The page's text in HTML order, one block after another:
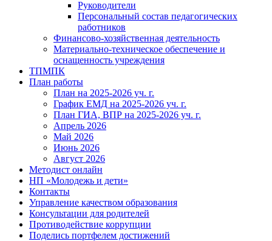
Руководители
Персональный состав педагогических
работников
Финансово-хозяйственная деятельность
Материально-техническое обеспечение и
оснащенность учреждения
ТПМПК
План работы
План на 2025-2026 уч. г.
График ЕМД на 2025-2026 уч. г.
План ГИА, ВПР на 2025-2026 уч. г.
Апрель 2026
Май 2026
Июнь 2026
Август 2026
Методист онлайн
НП «Молодежь и дети»
Контакты
Управление качеством образования
Консультации для родителей
Противодействие коррупции
Поделись портфелем достижений